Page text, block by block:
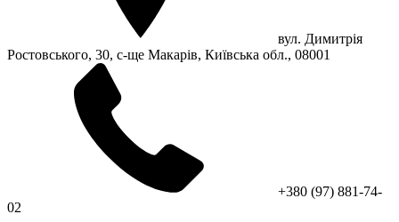
вул. Димитрія
Ростовського, 30, с-ще Макарів, Київська обл., 08001
+380 (97) 881-74-
02